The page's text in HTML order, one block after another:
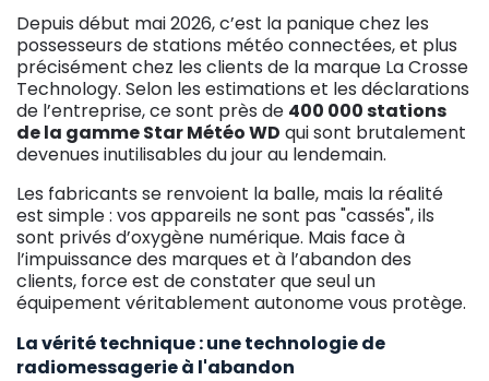
Depuis début mai 2026, c’est la panique chez les
possesseurs de stations météo connectées, et plus
précisément chez les clients de la marque La Crosse
Technology. Selon les estimations et les déclarations
de l’entreprise, ce sont près de 400 000 stations
de la gamme Star Météo WD qui sont brutalement
devenues inutilisables du jour au lendemain.
Les fabricants se renvoient la balle, mais la réalité
est simple : vos appareils ne sont pas "cassés", ils
sont privés d’oxygène numérique. Mais face à
l’impuissance des marques et à l’abandon des
clients, force est de constater que seul un
équipement véritablement autonome vous protège.
La vérité technique : une technologie de
radiomessagerie à l'abandon